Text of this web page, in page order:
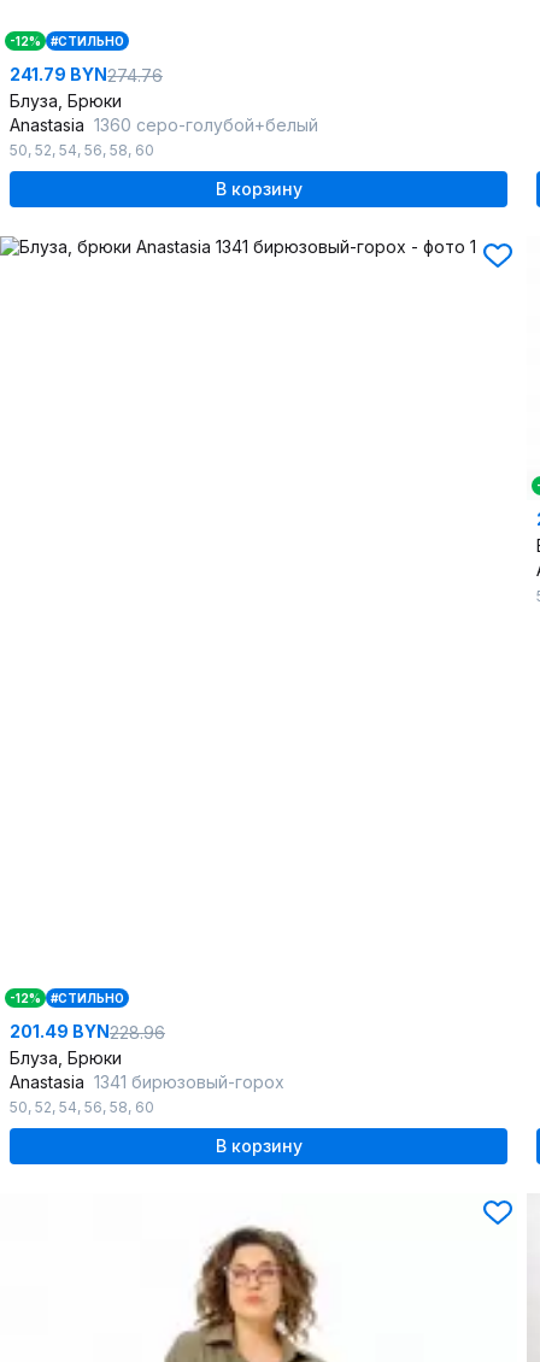
-12% #СТИЛЬНО
241.79 BYN274.76
Блуза, Брюки
Anastasia 1360 серо-голубой+белый
50, 52, 54, 56, 58, 60
В корзину
-12% #СТИЛЬНО
201.49 BYN228.96
Блуза, Брюки
Anastasia 1341 бирюзовый-горох
50, 52, 54, 56, 58, 60
В корзину